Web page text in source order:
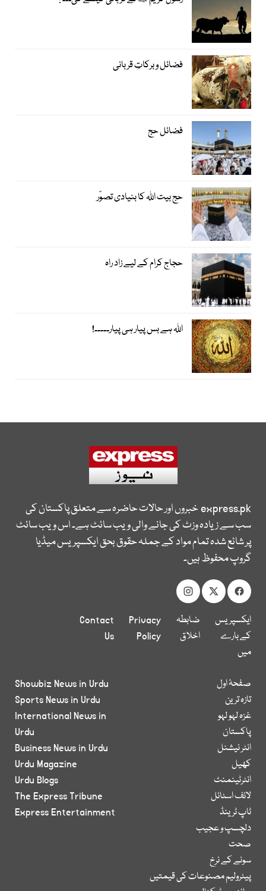
فضائل و برکاتِ قربانی
فضائل حج
حج بیت اﷲ کا بنیادی تصوّر
حجاج کرام کے لیے زاد راہ
اﷲ ہے بس پیار ہی پیار۔۔۔۔۔!
express.pkخبروں اور حالات حاضرہ سے متعلق پاکستان کی
سب سے زیادہ وزٹ کی جانے والی ویب سائٹ ہے۔ اس ویب سائٹ
پر شائع شدہ تمام مواد کے جملہ حقوق بحق ایکسپریس میڈیا
گروپ محفوظ ہیں۔
ایکسپریس
کے بارے
میں
ضابطہ
اخلاق
Privacy
Policy
Contact
Us
صفحۂ اول
تازہ ترین
غزہ لہو لہو
پاکستان
انٹر نیشنل
کھیل
انٹرٹینمنٹ
لائف اسٹائل
ٹاپ ٹرینڈ
دلچسپ و عجیب
صحت
سونے کے نرخ
پیٹرولیم مصنوعات کی قیمتیں
Showbiz News in Urdu
Sports News in Urdu
International News in
Urdu
Business News in Urdu
Urdu Magazine
Urdu Blogs
The Express Tribune
Express Entertainment